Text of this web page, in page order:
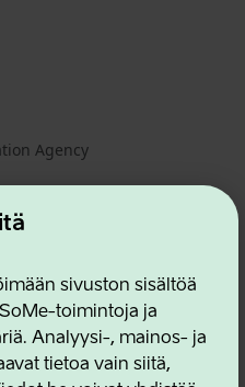
sivuston sisältöä
toimintoja ja
Analyysi-, mainos- ja
tietoa vain siitä,
Agency